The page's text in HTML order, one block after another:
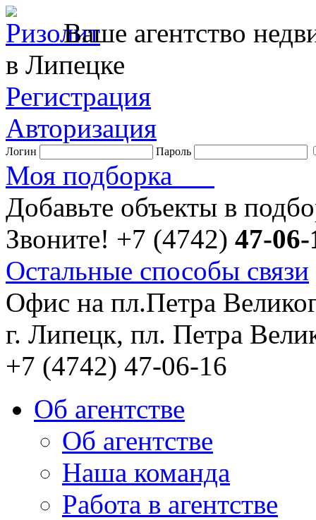
Ваше агентство
в Липецке
Регистрация
Авторизация
Логин Пароль
Моя подборка
Добавьте объекты в
Звоните! +7 (4742) 47-06-
Остальные способы связи
Офис на пл.Петра
г. Липецк, пл. Петра
+7 (4742) 47-06-16
Об агентстве
Об агентстве
Наша команда
Работа в агентстве